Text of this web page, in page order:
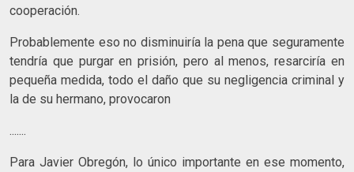
cooperación.
Probablemente eso no disminuiría la pena que seguramente
tendría que purgar en prisión, pero al menos, resarciría en
pequeña medida, todo el daño que su negligencia criminal y
la de su hermano, provocaron
.......
Para Javier Obregón, lo único importante en ese momento,